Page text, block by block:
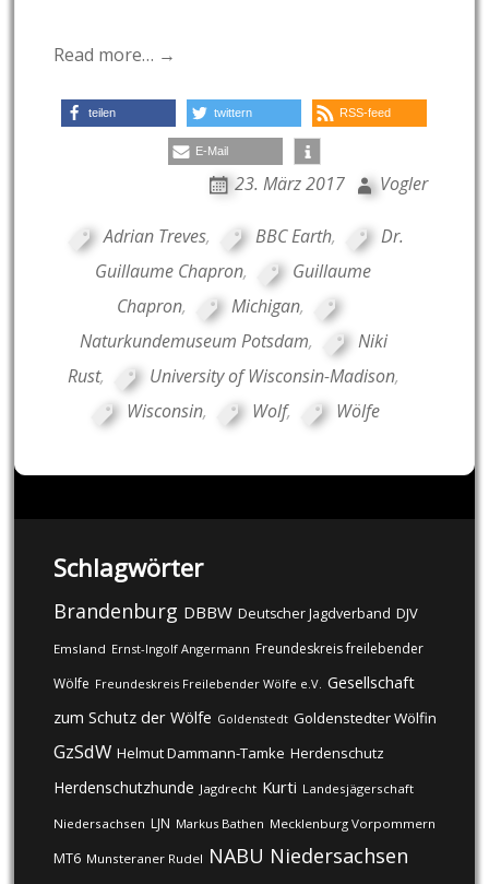
Read more… →
teilen twittern RSS-feed
E-Mail
23. März 2017 Vogler
Adrian Treves, BBC Earth,
Dr.
Guillaume Chapron,
Guillaume
Chapron, Michigan,
Naturkundemuseum Potsdam,
Niki
Rust, University of Wisconsin-Madison,
Wisconsin, Wolf, Wölfe
Schlagwörter
Brandenburg DBBW Deutscher Jagdverband DJV
Emsland Ernst-Ingolf Angermann Freundeskreis freilebender
Wölfe Freundeskreis Freilebender Wölfe e.V. Gesellschaft
zum Schutz der Wölfe Goldenstedt Goldenstedter Wölfin
GzSdW Helmut Dammann-Tamke Herdenschutz
Herdenschutzhunde Jagdrecht Kurti Landesjägerschaft
Niedersachsen LJN Markus Bathen Mecklenburg Vorpommern
MT6 Munsteraner Rudel NABU Niedersachsen